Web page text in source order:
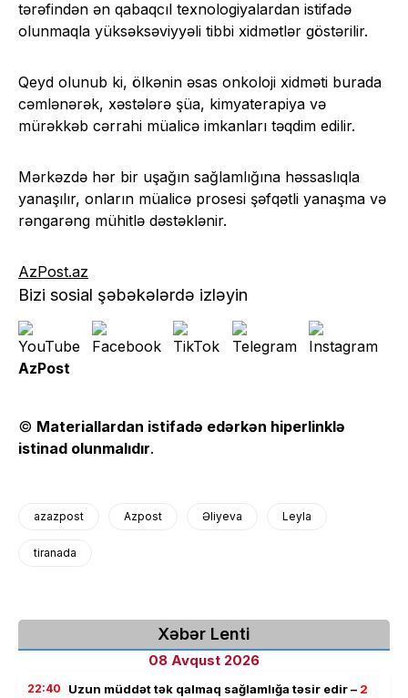
tərəfindən ən qabaqcıl texnologiyalardan istifadə
olunmaqla yüksəksəviyyəli tibbi xidmətlər göstərilir.
Qeyd olunub ki, ölkənin əsas onkoloji xidməti burada
cəmlənərək, xəstələrə şüa, kimyaterapiya və
mürəkkəb cərrahi müalicə imkanları təqdim edilir.
Mərkəzdə hər bir uşağın sağlamlığına həssaslıqla
yanaşılır, onların müalicə prosesi şəfqətli yanaşma və
rəngarəng mühitlə dəstəklənir.
AzPost.az
Bizi sosial şəbəkələrdə izləyin
AzPost
© Materiallardan istifadə edərkən hiperlinklə
istinad olunmalıdır.
azazpost Azpost Əliyeva Leyla
tiranada
Xəbər Lenti
08 Avqust 2026
22:40 Uzun müddət tək qalmaq sağlamlığa təsir edir – 2